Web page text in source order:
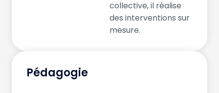
collective, il réalise
des interventions sur
mesure.
Pédagogie